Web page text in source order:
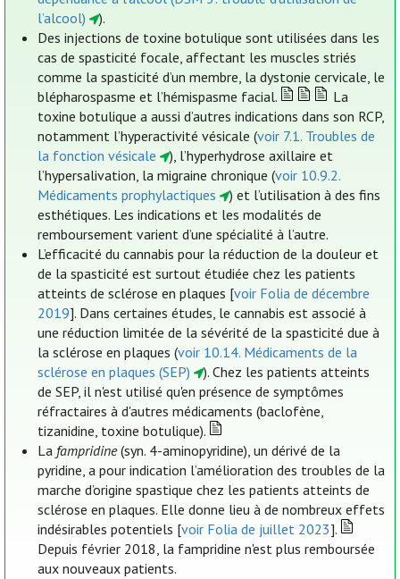
l’alcool)
).
Des injections de toxine botulique sont utilisées dans les
cas de spasticité focale, affectant les muscles striés
comme la spasticité d’un membre, la dystonie cervicale, le
blépharospasme et l’hémispasme facial.
La
toxine botulique a aussi d’autres indications dans son RCP,
notamment l’hyperactivité vésicale (voir 7.1. Troubles de
la fonction vésicale
), l’hyperhydrose axillaire et
l’hypersalivation, la migraine chronique (voir 10.9.2.
Médicaments prophylactiques
) et l’utilisation à des fins
esthétiques. Les indications et les modalités de
remboursement varient d’une spécialité à l’autre.
L’efficacité du cannabis pour la réduction de la douleur et
de la spasticité est surtout étudiée chez les patients
atteints de sclérose en plaques [voir Folia de décembre
2019]. Dans certaines études, le cannabis est associé à
une réduction limitée de la sévérité de la spasticité due à
la sclérose en plaques (voir 10.14. Médicaments de la
sclérose en plaques (SEP)
). Chez les patients atteints
de SEP, il n'est utilisé qu'en présence de symptômes
réfractaires à d'autres médicaments (baclofène,
tizanidine, toxine botulique).
La fampridine(syn. 4-aminopyridine), un dérivé de la
pyridine, a pour indication l’amélioration des troubles de la
marche d’origine spastique chez les patients atteints de
sclérose en plaques. Elle donne lieu à de nombreux effets
indésirables potentiels [voir Folia de juillet 2023].
Depuis février 2018, la fampridine n'est plus remboursée
aux nouveaux patients.